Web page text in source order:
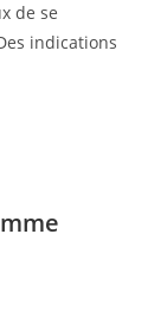
de se
indications